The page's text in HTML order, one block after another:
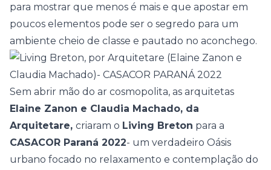
para mostrar que menos é mais e que apostar em
poucos elementos pode ser o segredo para um
ambiente cheio de classe e pautado no aconchego.
Sem abrir mão do ar cosmopolita, as arquitetas
Elaine Zanon e Claudia Machado, da
Arquitetare, criaram o Living Breton para a
CASACOR Paraná 2022- um verdadeiro Oásis
urbano focado no relaxamento e contemplação do